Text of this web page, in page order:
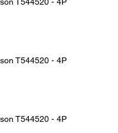
T544520 - 4P
T544520 - 4P